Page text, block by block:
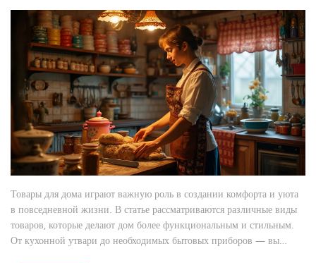
Товары для дома играют важную роль в создании комфорта и уюта
в повседневной жизни. В статье рассматриваются различные виды
товаров, которые делают дом более функциональным и стильным.
От кухонной утвари до необходимых бытовых приборов — вы